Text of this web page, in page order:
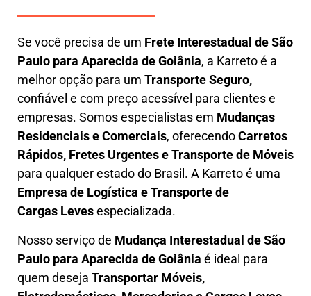
Se você precisa de um Frete Interestadual de São
Paulo para Aparecida de Goiânia, a Karreto é a
melhor opção para um Transporte Seguro,
confiável e com preço acessível para clientes e
empresas. Somos especialistas em Mudanças
Residenciais e Comerciais, oferecendoCarretos
Rápidos, Fretes Urgentes e Transporte de Móveis
para qualquer estado do Brasil. A Karretoé uma
Empresa de Logística e Transporte de
Cargas Levesespecializada.
Nosso serviço de Mudança Interestadual de São
Paulo para Aparecida de Goiânia é ideal para
quem deseja Transportar Móveis,